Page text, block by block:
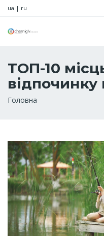
ua | ru
ТОП-10
відпочинку
Рядок
Головна